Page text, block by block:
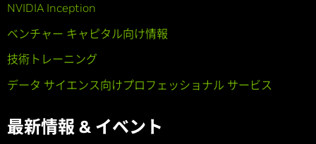
NVIDIA Inception
ベンチャー キャピタル向け情報
技術トレーニング
データ サイエンス向けプロフェッショナル サービス
最新情報 & イベント